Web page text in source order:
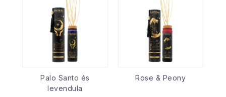
Palo Santo és
levendula
Rose & Peony